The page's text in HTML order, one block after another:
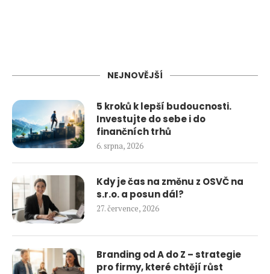
NEJNOVĚJŠÍ
5 kroků k lepší budoucnosti.
Investujte do sebe i do
finančních trhů
6. srpna, 2026
Kdy je čas na změnu z OSVČ na
s.r.o. a posun dál?
27. července, 2026
Branding od A do Z – strategie
pro firmy, které chtějí růst